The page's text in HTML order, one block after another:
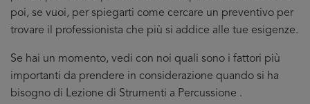
poi, se vuoi, per spiegarti come cercare un preventivo per
trovare il professionista che più si addice alle tue esigenze.
Se hai un momento, vedi con noi quali sono i fattori più
importanti da prendere in considerazione quando si ha
bisogno di Lezione di Strumenti a Percussione .